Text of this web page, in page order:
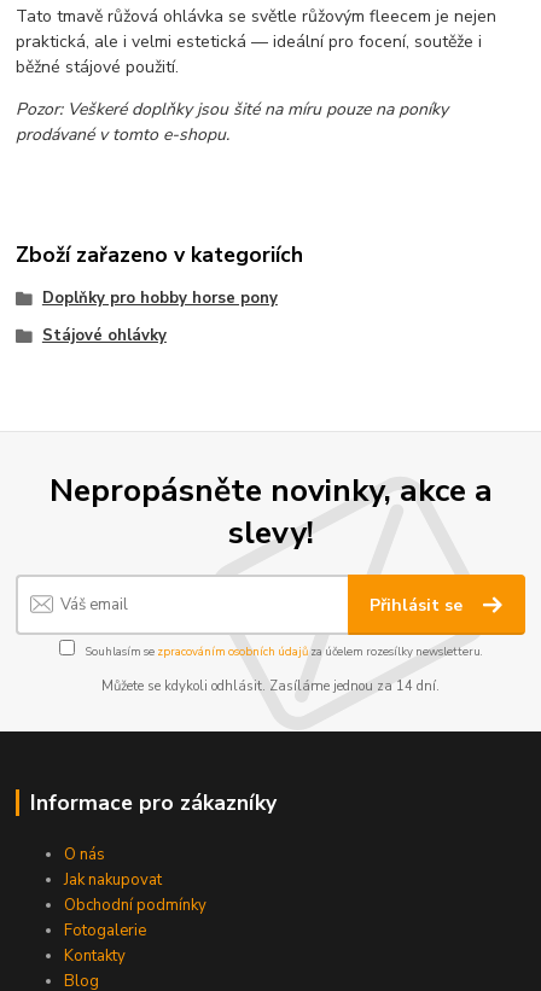
Tato tmavě růžová ohlávka se světle růžovým fleecem je nejen
praktická, ale i velmi estetická — ideální pro focení, soutěže i
běžné stájové použití.
Pozor: Veškeré doplňky jsou šité na míru pouze na poníky
prodávané v tomto e-shopu.
Zboží zařazeno v kategoriích
Doplňky pro hobby horse pony
Stájové ohlávky
Nepropásněte novinky, akce a
slevy!
Přihlásit se
Souhlasím se zpracováním osobních údajůza účelem rozesílky newsletteru.
Můžete se kdykoli odhlásit. Zasíláme jednou za 14 dní.
Informace pro zákazníky
O nás
Jak nakupovat
Obchodní podmínky
Fotogalerie
Kontakty
Blog